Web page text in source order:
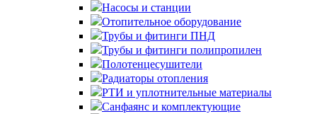
Насосы и станции
Отопительное оборудование
Трубы и фитинги ПНД
Трубы и фитинги полипропилен
Полотенцесушители
Радиаторы отопления
РТИ и уплотнительные материалы
Санфаянс и комплектующие